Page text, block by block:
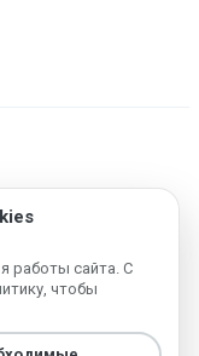
2026 ©
работы сайта. С
чтобы